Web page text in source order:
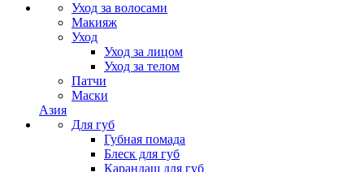
Уход за волосами
Макияж
Уход
Уход за лицом
Уход за телом
Патчи
Маски
Азия
Для губ
Губная помада
Блеск для губ
Карандаш для губ